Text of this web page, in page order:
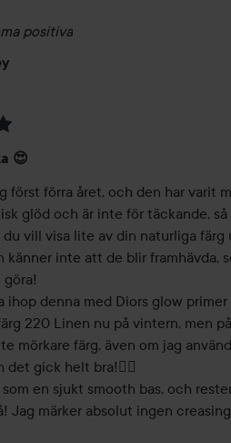
positiva
skapades 1 år
😍
först förra året, och den har varit
glöd och är inte för täckande,
du vill visa lite av din naturliga
känner inte att de blir framhävda,
ihop denna med Diors glow
220 Linen nu på vintern, men
mörkare färg, även om jag
det gick helt bra!🤦‍♀️
en sjukt smooth bas, och
Jag märker absolut ingen